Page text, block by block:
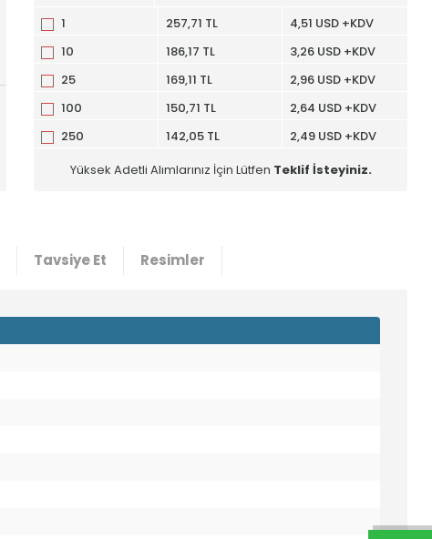
1 257,71 TL
4,51 USD +KDV
10
186,17 TL
3,26 USD +KDV
25
169,11 TL
2,96 USD +KDV
100
150,71 TL
2,64 USD +KDV
250
142,05 TL
2,49 USD +KDV
Yüksek Adetli Alımlarınız İçin Lütfen Teklif İsteyiniz.
Tavsiye Et Resimler